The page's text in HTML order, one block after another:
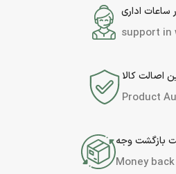
ساعات اداری
support in
اصالت کالا
Product
بازگشت وجه
Money